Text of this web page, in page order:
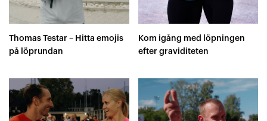
Thomas Testar – Hitta emojis
på löprundan
Kom igång med löpningen
efter graviditeten